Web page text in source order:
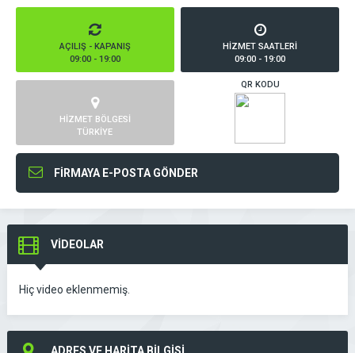
AÇILIŞ - KAPANIŞ
09:00 - 19:00
HİZMET SAATLERİ
09:00 - 19:00
HİZMET BÖLGESİ
TÜRKİYE
QR KODU
FİRMAYA E-POSTA GÖNDER
VİDEOLAR
Hiç video eklenmemiş.